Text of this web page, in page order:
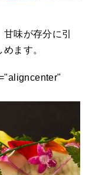
味が存分に引
ます。